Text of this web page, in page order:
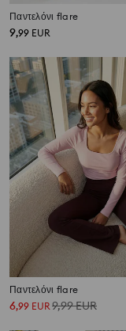
Παντελόνι flare
9,99 EUR
Παντελόνι flare
6,99 EUR 9,99EUR